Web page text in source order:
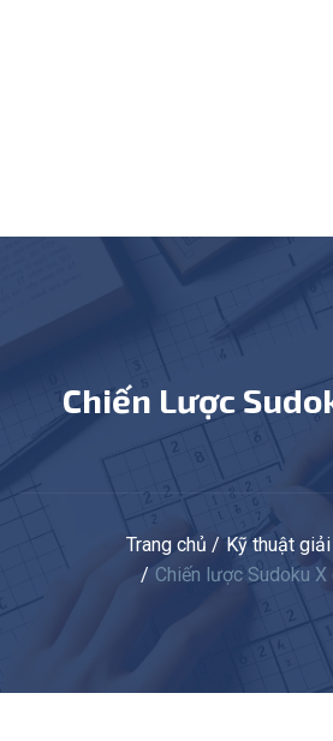
Chiến Lược
Trang chủ
Kỹ thuật
Chiến lược Sudoku X